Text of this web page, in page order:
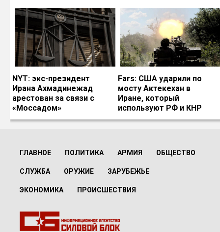
NYT: экс-президент
Ирана Ахмадинежад
арестован за связи с
«Моссадом»
Fars: США ударили по
мосту Актекехан в
Иране, который
используют РФ и КНР
ГЛАВНОЕ ПОЛИТИКА АРМИЯ ОБЩЕСТВО
СЛУЖБА ОРУЖИЕ ЗАРУБЕЖЬЕ
ЭКОНОМИКА ПРОИСШЕСТВИЯ